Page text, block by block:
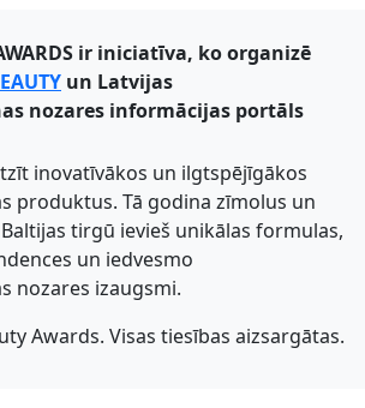
ir iniciatīva, ko organizē
un Latvijas
nozares informācijas portāls
inovatīvākos un ilgtspējīgākos
produktus. Tā godina zīmolus un
tirgū ievieš unikālas formulas,
un iedvesmo
nozares izaugsmi.
Awards. Visas tiesības aizsargātas.